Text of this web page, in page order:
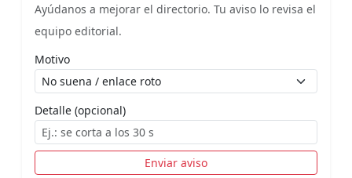
Ayúdanos a mejorar el directorio. Tu aviso lo revisa el
equipo editorial.
Motivo
Detalle (opcional)
Enviar aviso